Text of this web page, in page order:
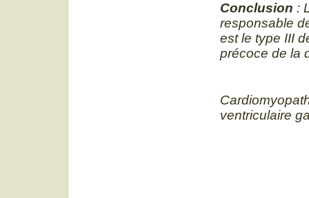
Conclusion :
responsable
est le type III
précoce de la
ventriculaire